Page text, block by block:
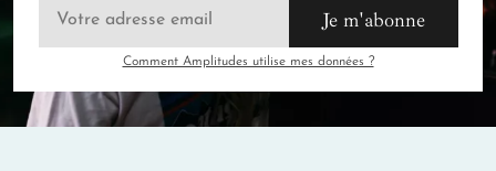
Je m'abonne
Comment Amplitudes utilise mes données ?